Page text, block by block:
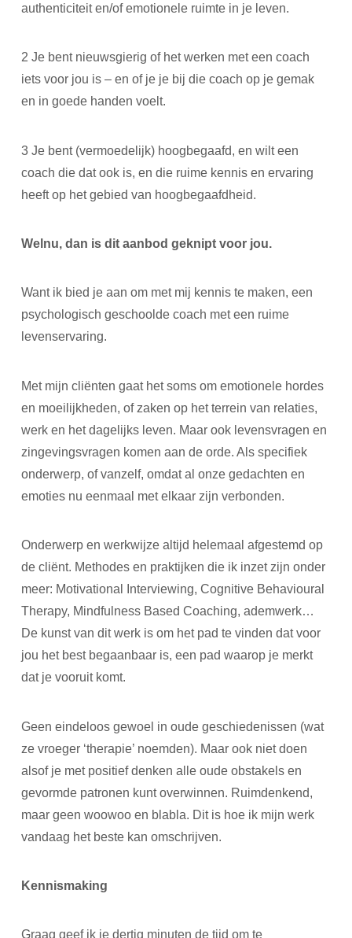
authenticiteit en/of emotionele ruimte in je leven.
2 Je bent nieuwsgierig of het werken met een coach
iets voor jou is – en of je je bij die coach op je gemak
en in goede handen voelt.
3 Je bent (vermoedelijk) hoogbegaafd, en wilt een
coach die dat ook is, en die ruime kennis en ervaring
heeft op het gebied van hoogbegaafdheid.
Welnu, dan is dit aanbod geknipt voor jou.
Want ik bied je aan om met mij kennis te maken, een
psychologisch geschoolde coach met een ruime
levenservaring.
Met mijn cliënten gaat het soms om emotionele hordes
en moeilijkheden, of zaken op het terrein van relaties,
werk en het dagelijks leven. Maar ook levensvragen en
zingevingsvragen komen aan de orde. Als specifiek
onderwerp, of vanzelf, omdat al onze gedachten en
emoties nu eenmaal met elkaar zijn verbonden.
Onderwerp en werkwijze altijd helemaal afgestemd op
de cliënt. Methodes en praktijken die ik inzet zijn onder
meer: Motivational Interviewing, Cognitive Behavioural
Therapy, Mindfulness Based Coaching, ademwerk…
De kunst van dit werk is om het pad te vinden dat voor
jou het best begaanbaar is, een pad waarop je merkt
dat je vooruit komt.
Geen eindeloos gewoel in oude geschiedenissen (wat
ze vroeger ‘therapie’ noemden). Maar ook niet doen
alsof je met positief denken alle oude obstakels en
gevormde patronen kunt overwinnen. Ruimdenkend,
maar geen woowoo en blabla. Dit is hoe ik mijn werk
vandaag het beste kan omschrijven.
Kennismaking
Graag geef ik je dertig minuten de tijd om te